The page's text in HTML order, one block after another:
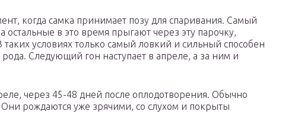
когда самка принимает позу для спаривания. Самый
остальные в это время прыгают через эту парочку,
таких условиях только самый ловкий и сильный способен
рода. Следующий гон наступает в апреле, а за ним и
через 45-48 дней после оплодотворения. Обычно
рождаются уже зрячими, со слухом и покрыты